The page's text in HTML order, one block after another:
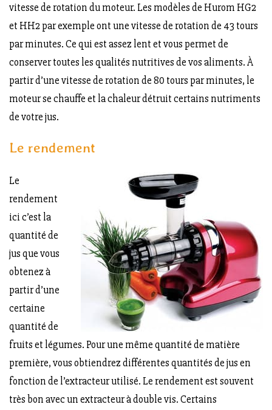
vitesse de rotation du moteur. Les modèles de Hurom HG2
et HH2 par exemple ont une vitesse de rotation de 43 tours
par minutes. Ce qui est assez lent et vous permet de
conserver toutes les qualités nutritives de vos aliments. À
partir d’une vitesse de rotation de 80 tours par minutes, le
moteur se chauffe et la chaleur détruit certains nutriments
de votre jus.
Le rendement
Le
rendement
ici c’est la
quantité de
jus que vous
obtenez à
partir d’une
certaine
quantité de
fruits et légumes. Pour une même quantité de matière
première, vous obtiendrez différentes quantités de jus en
fonction de l’extracteur utilisé. Le rendement est souvent
très bon avec un extracteur à double vis. Certains